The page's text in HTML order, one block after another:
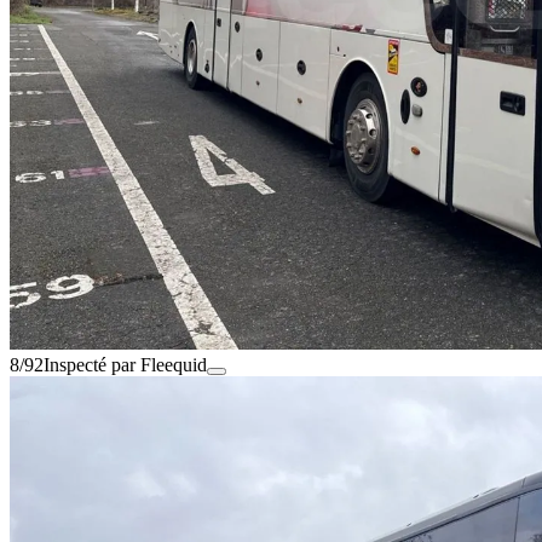
8/92Inspecté par Fleequid